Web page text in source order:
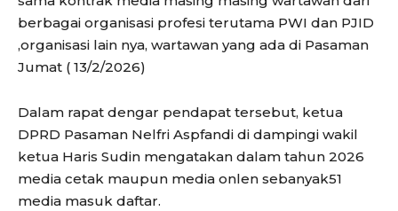
berbagai organisasi profesi terutama PWI dan PJID
,organisasi lain nya, wartawan yang ada di Pasaman
Jumat ( 13/2/2026)
Dalam rapat dengar pendapat tersebut, ketua
DPRD Pasaman Nelfri Aspfandi di dampingi wakil
ketua Haris Sudin mengatakan dalam tahun 2026
media cetak maupun media onlen sebanyak51
media masuk daftar.